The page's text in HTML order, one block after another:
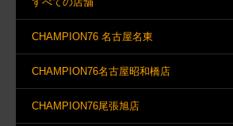
CHAMPION76 名古屋名東
CHAMPION76名古屋昭和橋店
CHAMPION76尾張旭店